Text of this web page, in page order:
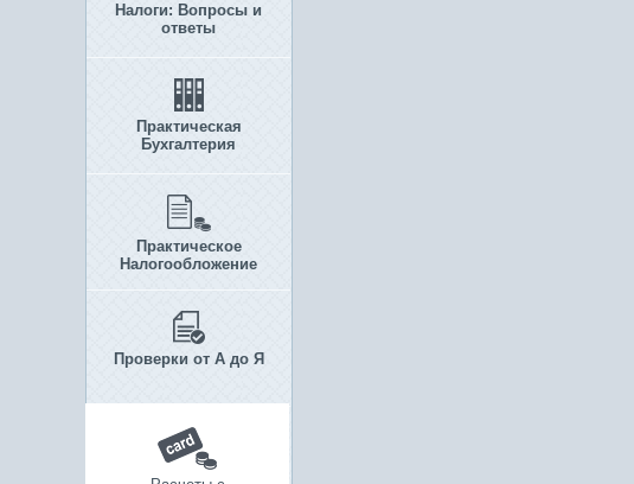
Налоги: Вопросы и
ответы
Практическая
Бухгалтерия
Практическое
Налогообложение
Проверки от А до Я